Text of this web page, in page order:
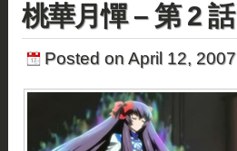
桃華月憚 – 第 2 話
Posted on April 12, 2007